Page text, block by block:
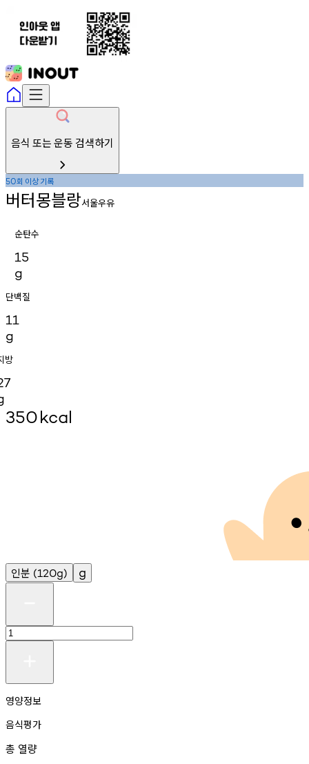
음식 또는 운동 검색하기
50회 이상기록
버터몽블랑서울우유
순탄수
15
g
단백질
11
g
방
350kcal
인분 (120g) g
영양정보
음식평가
총 열량